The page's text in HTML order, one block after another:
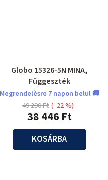
Globo 15326-5N MINA,
Függeszték
Megrendelèsre 7 napon belül 🚚
38 446 Ft
49 290 Ft (–22 %)
KOSÁRBA